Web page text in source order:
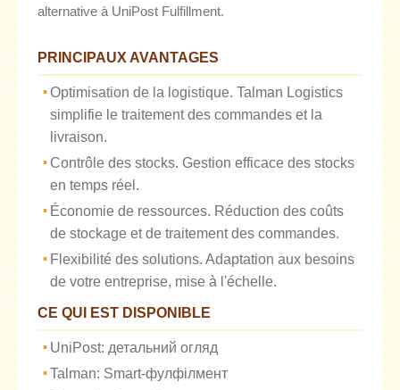
alternative à UniPost Fulfillment.
PRINCIPAUX AVANTAGES
Optimisation de la logistique. Talman Logistics
simplifie le traitement des commandes et la
livraison.
Contrôle des stocks. Gestion efficace des stocks
en temps réel.
Économie de ressources. Réduction des coûts
de stockage et de traitement des commandes.
Flexibilité des solutions. Adaptation aux besoins
de votre entreprise, mise à l'échelle.
CE QUI EST DISPONIBLE
UniPost: детальний огляд
Talman: Smart-фулфілмент